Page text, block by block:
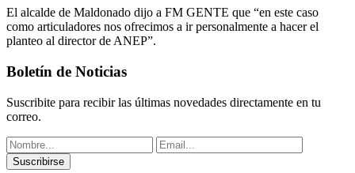
El alcalde de Maldonado dijo a FM GENTE que “en este caso
como articuladores nos ofrecimos a ir personalmente a hacer el
planteo al director de ANEP”.
Boletín de Noticias
Suscribite para recibir las últimas novedades directamente en tu
correo.
Suscribirse